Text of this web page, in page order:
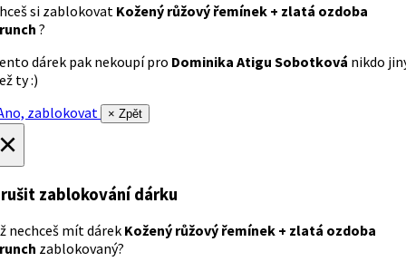
si zablokovat Kožený růžový řemínek + zlatá ozdoba
?
dárek pak nekoupí pro Dominika Atigu Sobotková nikdo
ty :)
zablokovat
× Zpět
zablokování dárku
nechceš mít dárek Kožený růžový řemínek + zlatá ozdoba
zablokovaný?